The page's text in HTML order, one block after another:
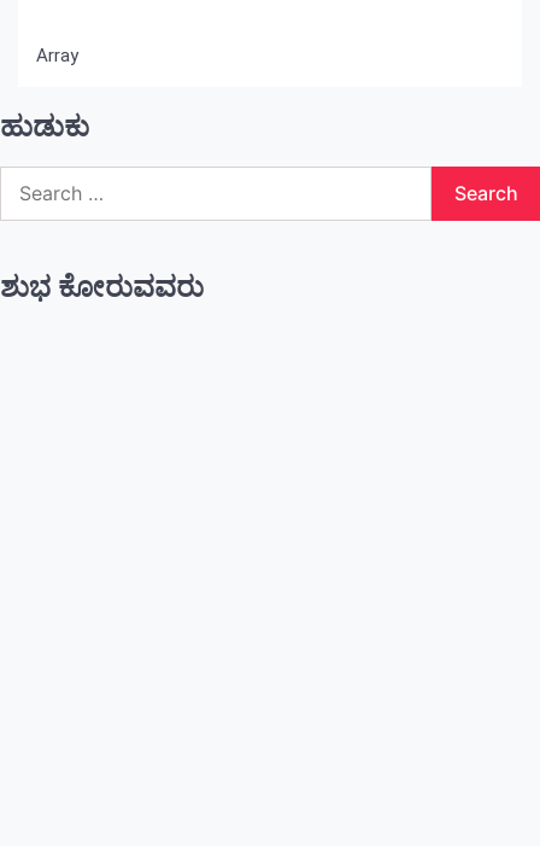
Array
ಹುಡುಕು
for:
ಶುಭ ಕೋರುವವರು